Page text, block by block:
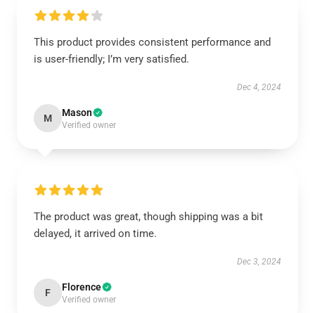
This product provides consistent performance and
is user-friendly; I’m very satisfied.
Dec 4, 2024
M Mason
Verified owner
The product was great, though shipping was a bit
delayed, it arrived on time.
Dec 3, 2024
F Florence
Verified owner